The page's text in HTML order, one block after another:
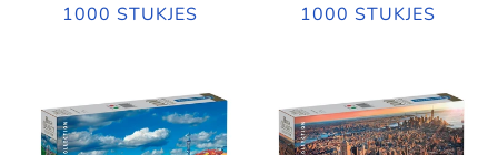
1000 STUKJES
1000 STUKJES